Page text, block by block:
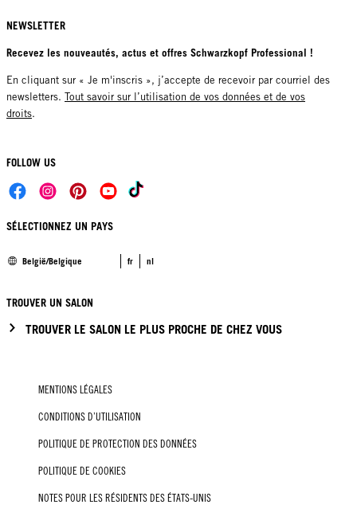
NEWSLETTER
Recevez les nouveautés, actus et offres Schwarzkopf Professional !
En cliquant sur « Je m'inscris », j’accepte de recevoir par courriel des
newsletters. Tout savoir sur l’utilisation de vos données et de vos
droits.
FOLLOW US
SÉLECTIONNEZ UN PAYS
België/Belgique fr nl
TROUVER UN SALON
TROUVER LE SALON LE PLUS PROCHE DE CHEZ VOUS
MENTIONS LÉGALES
CONDITIONS D’UTILISATION
POLITIQUE DE PROTECTION DES DONNÉES
POLITIQUE DE COOKIES
NOTES POUR LES RÉSIDENTS DES ÉTATS-UNIS